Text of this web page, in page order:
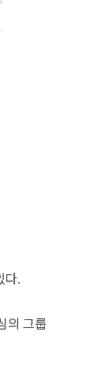
다.
의 그룹